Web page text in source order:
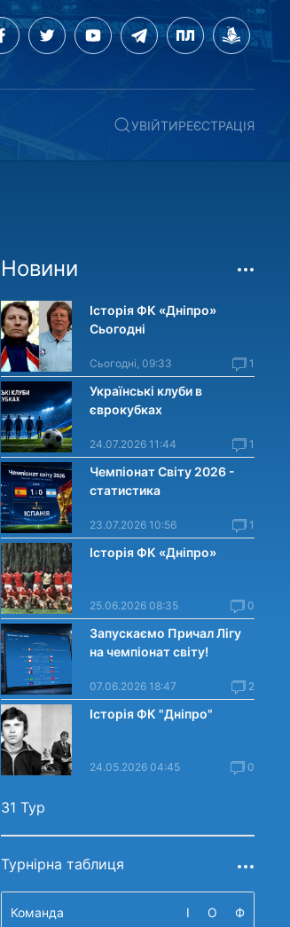
УВІЙТИРЕЄСТРАЦІЯ
Новини
Історія ФК «Дніпро»
Сьогодні
Сьогодні, 09:33 1
Українські клуби в
єврокубках
24.07.2026 11:44 1
Чемпіонат Світу 2026 -
статистика
23.07.2026 10:56 1
Історія ФК «Дніпро»
25.06.2026 08:35 0
Запускаємо Причал Лігу
на чемпіонат світу!
07.06.2026 18:47 2
Історія ФК "Дніпро"
24.05.2026 04:45 0
31 Тур
Турнірна таблиця
Команда І О Ф